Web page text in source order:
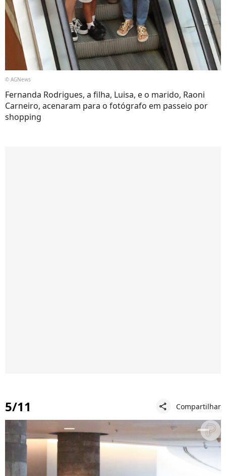
© AGNews
Fernanda Rodrigues, a filha, Luisa, e o marido, Raoni
Carneiro, acenaram para o fotógrafo em passeio por
shopping
5/11 share Compartilhar